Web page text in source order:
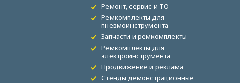
Ремонт, сервис и ТО
Ремкомплекты для
пневмоинструмента
Запчасти и ремкомплекты
Ремкомплекты для
электроинструмента
Продвижение и реклама
Стенды демонстрационные